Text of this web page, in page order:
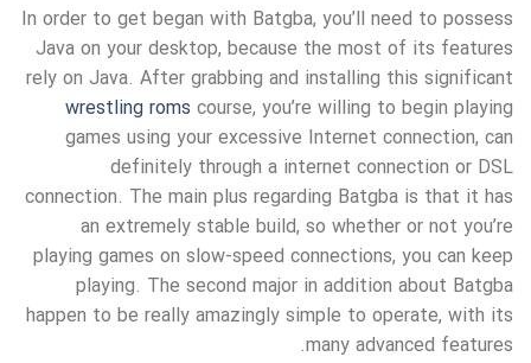
In order to get began with Batgba, you’ll need to possess
Java on your desktop, because the most of its features
rely on Java. After grabbing and installing this significant
wrestling roms course, you’re willing to begin playing
games using your excessive Internet connection, can
definitely through a internet connection or DSL
connection. The main plus regarding Batgba is that it has
an extremely stable build, so whether or not you’re
playing games on slow-speed connections, you can keep
playing. The second major in addition about Batgba
happen to be really amazingly simple to operate, with its
many advanced features.